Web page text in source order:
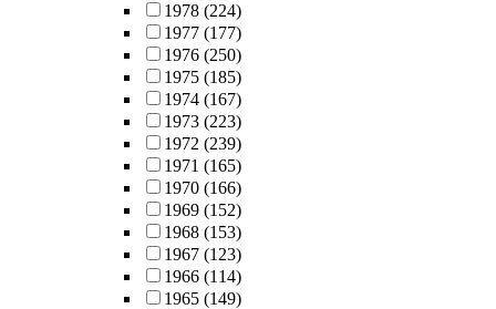
1978 (224)
1977 (177)
1976 (250)
1975 (185)
1974 (167)
1973 (223)
1972 (239)
1971 (165)
1970 (166)
1969 (152)
1968 (153)
1967 (123)
1966 (114)
1965 (149)